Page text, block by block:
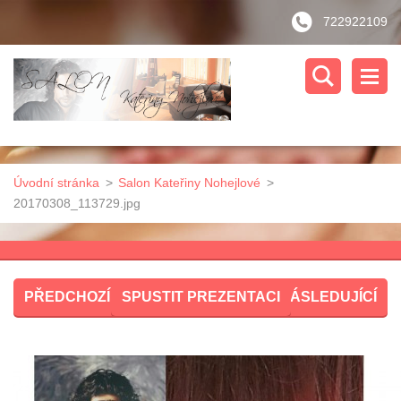
722922109
Úvodní stránka > Salon Kateřiny Nohejlové >
20170308_113729.jpg
PŘEDCHOZÍ SPUSTIT PREZENTACI NÁSLEDUJÍCÍ